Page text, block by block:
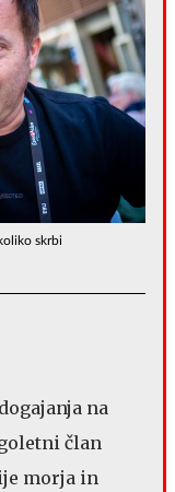
skrbi
na
član
morja in